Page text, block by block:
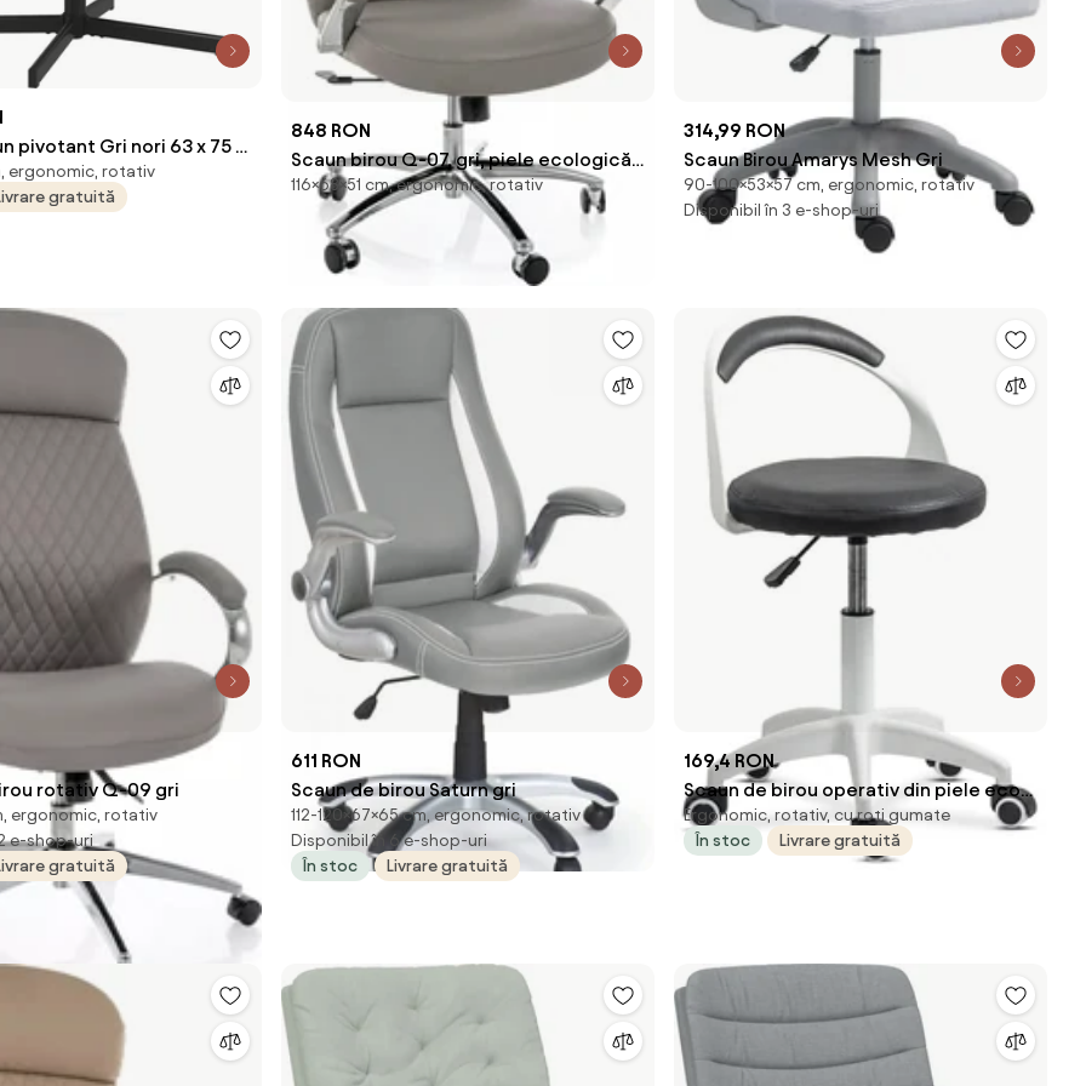
pivotant Gri nori 63 x 75 x
ergonomic, rotativ
gratuită
848 RON
Scaun birou Q-07, gri, piele ecologică,
68x51x116 cm
116×68×51 cm, ergonomic, rotativ
314,99 RON
Scaun Birou Amarys Mesh Gri
90-100×53×57 cm, ergonomic, rotativ
Disponibil în 3 e-shop-uri
rotativ Q-09 gri
ergonomic, rotativ
e-shop-uri
gratuită
611 RON
Scaun de birou Saturn gri
112-120×67×65 cm, ergonomic, rotativ
Disponibil în 6 e-shop-uri
În stoc
Livrare gratuită
169,4 RON
Scaun de birou operativ din piele eco
OFF 1021 negru
Ergonomic, rotativ, cu roți gumate
În stoc
Livrare gratuită